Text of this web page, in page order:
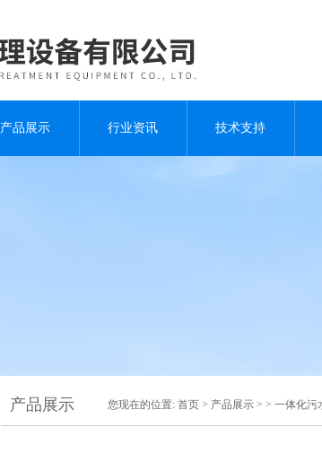
产品展示 行业资讯 技术支持
产品展示 您现在的位置: 首页 > 产品展示 > > 一体化污